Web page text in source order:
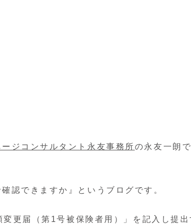
ジコンサルタント永友事務所の永友一朗で
認できますか』というブログです。
更届（第1号被保険者用）」を記入し提出